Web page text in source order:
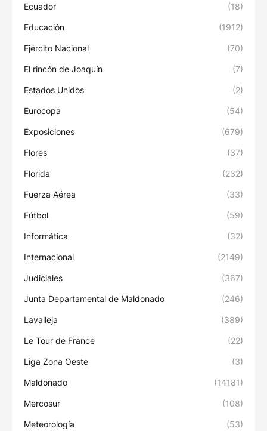
Ecuador (18)
Educación (1912)
Ejército Nacional (70)
El rincón de Joaquín (7)
Estados Unidos (2)
Eurocopa (54)
Exposiciones (679)
Flores (37)
Florida (232)
Fuerza Aérea (33)
Fútbol (59)
Informática (32)
Internacional (2149)
Judiciales (367)
Junta Departamental de Maldonado (246)
Lavalleja (389)
Le Tour de France (22)
Liga Zona Oeste (3)
Maldonado (14181)
Mercosur (108)
Meteorología (53)